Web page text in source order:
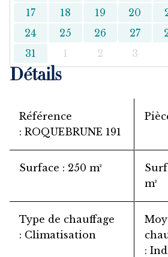
17
18 19 20
24
25 26 27
31
1 2 3
Détails
Référence
ROQUEBRUNE 191
Surface 250 m²
m²
Type de chauffage
Climatisation